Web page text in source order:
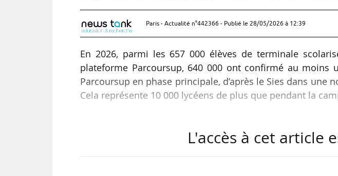
Paris - Actualité n°442366 - Publié le 28/05/2026 à 12:39
En 2026, parmi les 657 000 élèves de terminale
plateforme Parcoursup, 640 000 ont confirmé au moins
Parcoursup en phase principale, d’après le Sies dans une
Cela représente 10 000 lycéens de plus que pendant la
professionnelle, qui sont 8 000 de plus qu’en 2025 à
L'accès à cet article